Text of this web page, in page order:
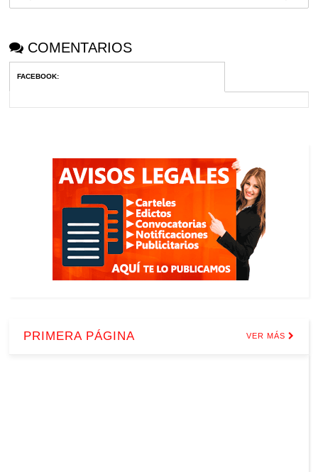
COMENTARIOS
FACEBOOK:
PRIMERA PÁGINA VER MÁS